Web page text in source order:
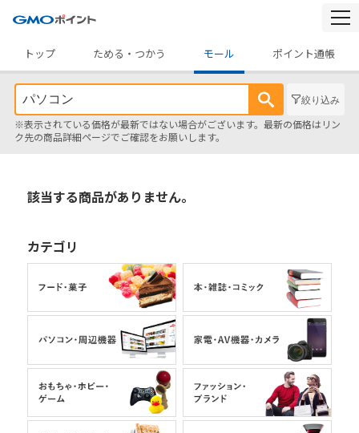
トップ
ためる・つかう モール ポイント通帳
絞り込み
※表示されている価格が最新ではない場合がございます。最新の価格はリン
ク先の商品詳細ページでご確認をお願いします。
該当する商品がありません。
カテゴリ